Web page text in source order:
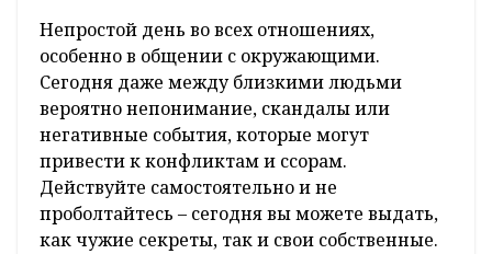
Непростой день во всех отношениях,
особенно в общении с окружающими.
Сегодня даже между близкими людьми
вероятно непонимание, скандалы или
негативные события, которые могут
привести к конфликтам и ссорам.
Действуйте самостоятельно и не
проболтайтесь – сегодня вы можете выдать,
как чужие секреты, так и свои собственные.